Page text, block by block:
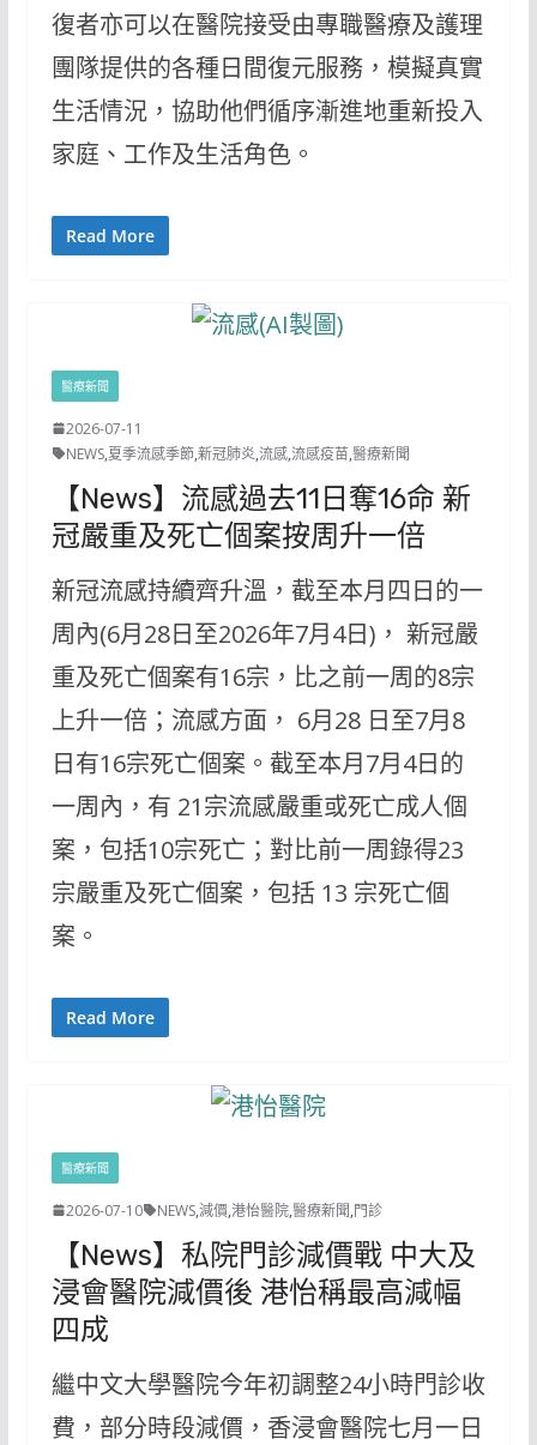
復者亦可以在醫院接受由專職醫療及護理
團隊提供的各種日間復元服務，模擬真實
生活情況，協助他們循序漸進地重新投入
家庭、工作及生活角色。
Read More
醫療新聞
2026-07-11
NEWS,夏季流感季節,新冠肺炎,流感,流感疫苗,醫療新聞
【News】流感過去11日奪16命 新
冠嚴重及死亡個案按周升一倍
新冠流感持續齊升溫，截至本月四日的一
周內(6月28日至2026年7月4日)， 新冠嚴
重及死亡個案有16宗，比之前一周的8宗
上升一倍；流感方面， 6月28 日至7月8
日有16宗死亡個案。截至本月7月4日的
一周內，有 21宗流感嚴重或死亡成人個
案，包括10宗死亡；對比前一周錄得23
宗嚴重及死亡個案，包括 13 宗死亡個
案。
Read More
醫療新聞
2026-07-10 NEWS,減價,港怡醫院,醫療新聞,門診
【News】私院門診減價戰 中大及
浸會醫院減價後 港怡稱最高減幅
四成
繼中文大學醫院今年初調整24小時門診收
費，部分時段減價，香浸會醫院七月一日